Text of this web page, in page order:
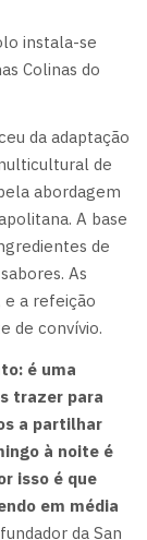
instala-se
Colinas do
da adaptação
de
abordagem
A base
de
As
e a refeição
de convívio.
é uma
trazer para
a partilhar
à noite é
isso é que
em média
da San